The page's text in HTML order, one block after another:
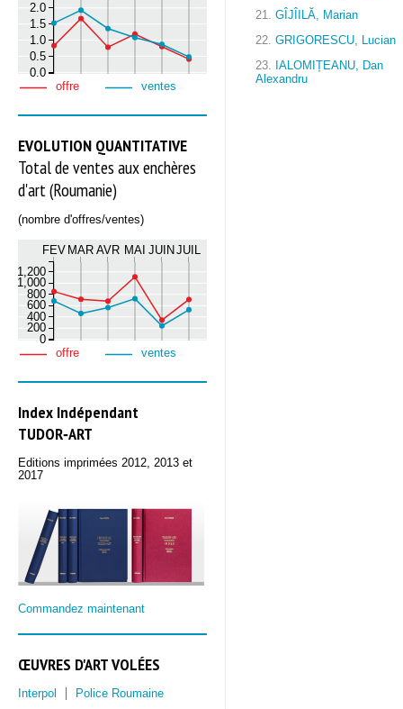
0.0
0.5
1.0
1.5
2.0
offre ventes
EVOLUTION QUANTITATIVE
Total de ventes aux enchères
d'art (Roumanie)
(nombre d'offres/ventes)
FEV MAR AVR MAI JUIN JUIL
0
200
400
600
800
1,000
1,200
offre ventes
Index Indépendant
TUDOR‑ART
Editions imprimées 2012, 2013 et
2017
Commandez maintenant
ŒUVRES D'ART VOLÉES
Interpol Police Roumaine
21. GÎJÎILĂ, Marian
22. GRIGORESCU, Lucian
23. IALOMIȚEANU, Dan
Alexandru